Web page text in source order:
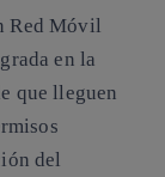
Red Móvil
en la
que lleguen
del